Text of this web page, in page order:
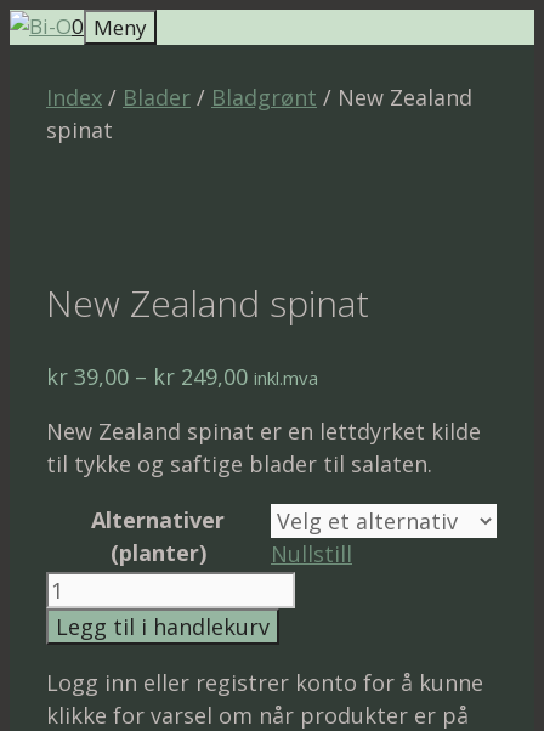
Hopp
innhold
0 Meny
Index / Blader / Bladgrønt / New Zealand
spinat
New Zealand spinat
kr 39,00 – kr 249,00Prisområde:
til
kr 249,00
inkl.mva
New Zealand spinat er en lettdyrket kilde
til tykke og saftige blader til salaten.
Alternativer
(planter)
Nullstill
New
Zealand
spinat
antall
Legg til i handlekurv
Logg inn eller registrer konto for å kunne
klikke for varsel om når produkter er på